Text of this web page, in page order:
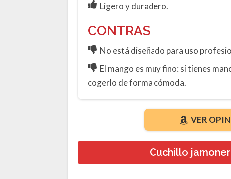
Ligero y duradero.
CONTRAS
No está diseñado para uso
El mango es muy fino: si tienes
cogerlo de forma cómoda.
VER
Cuchillo